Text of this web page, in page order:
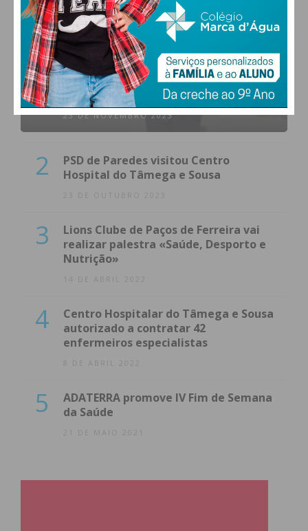
1
(VÍDEO) Carlos Alberto Silva vê
Unidade Local de Saúde como uma
oportunidade
23 DE NOVEMBRO 2023
2
PSD de Paredes visitou Centro
Hospital do Tâmega e Sousa
23 DE OUTUBRO 2023
3
Lions Clube de Paços de Ferreira vai
realizar palestra «Saúde, Desporto e
Nutrição»
14 DE ABRIL 2022
4
Centro Hospitalar do Tâmega e Sousa
autorizado a contratar 42
enfermeiros especialistas
8 DE ABRIL 2022
5
ADATERRA promove IV Fim de Semana
da Saúde
21 DE MAIO 2021